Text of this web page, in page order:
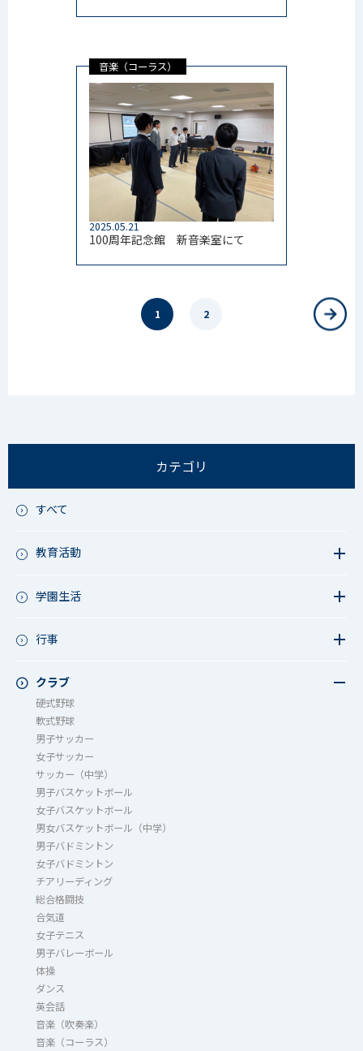
音楽（コーラス）
2025.05.21
100周年記念館 新音楽室にて
1 2
カテゴリ
すべて
教育活動
教育活動（高校）
アース・プロジェクト
学園生活
今日の1枚～ｸﾗｽ&ｸﾗﾌﾞ編～
行事
成立祭（文化祭）
行事（その他）
夏フェス
クラブ
硬式野球
軟式野球
男子サッカー
女子サッカー
サッカー（中学）
男子バスケットボール
女子バスケットボール
男女バスケットボール（中学）
男子バドミントン
女子バドミントン
チアリーディング
総合格闘技
合気道
女子テニス
男子バレーボール
体操
ダンス
英会話
音楽（吹奏楽）
音楽（コーラス）